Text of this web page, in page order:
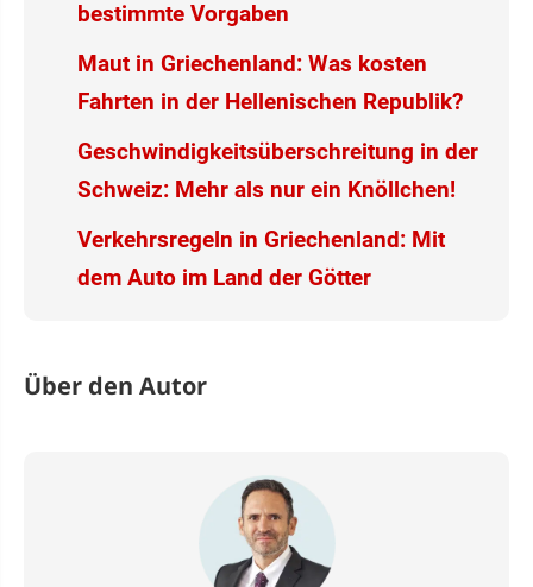
bestimmte Vorgaben
Maut in Griechenland: Was kosten
Fahrten in der Hellenischen Republik?
Geschwindigkeitsüberschreitung in der
Schweiz: Mehr als nur ein Knöllchen!
Verkehrsregeln in Griechenland: Mit
dem Auto im Land der Götter
Über den Autor